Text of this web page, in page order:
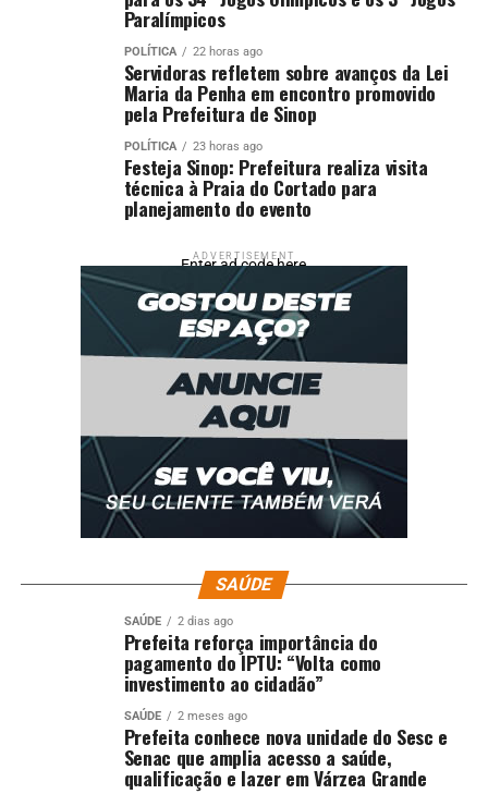
Paralímpicos
POLÍTICA 22 horas ago
Servidoras refletem sobre avanços da Lei
Maria da Penha em encontro promovido
pela Prefeitura de Sinop
POLÍTICA 23 horas ago
Festeja Sinop: Prefeitura realiza visita
técnica à Praia do Cortado para
planejamento do evento
ADVERTISEMENT
Enter ad code here
SAÚDE
SAÚDE 2 dias ago
Prefeita reforça importância do
pagamento do IPTU: “Volta como
investimento ao cidadão”
SAÚDE 2 meses ago
Prefeita conhece nova unidade do Sesc e
Senac que amplia acesso a saúde,
qualificação e lazer em Várzea Grande